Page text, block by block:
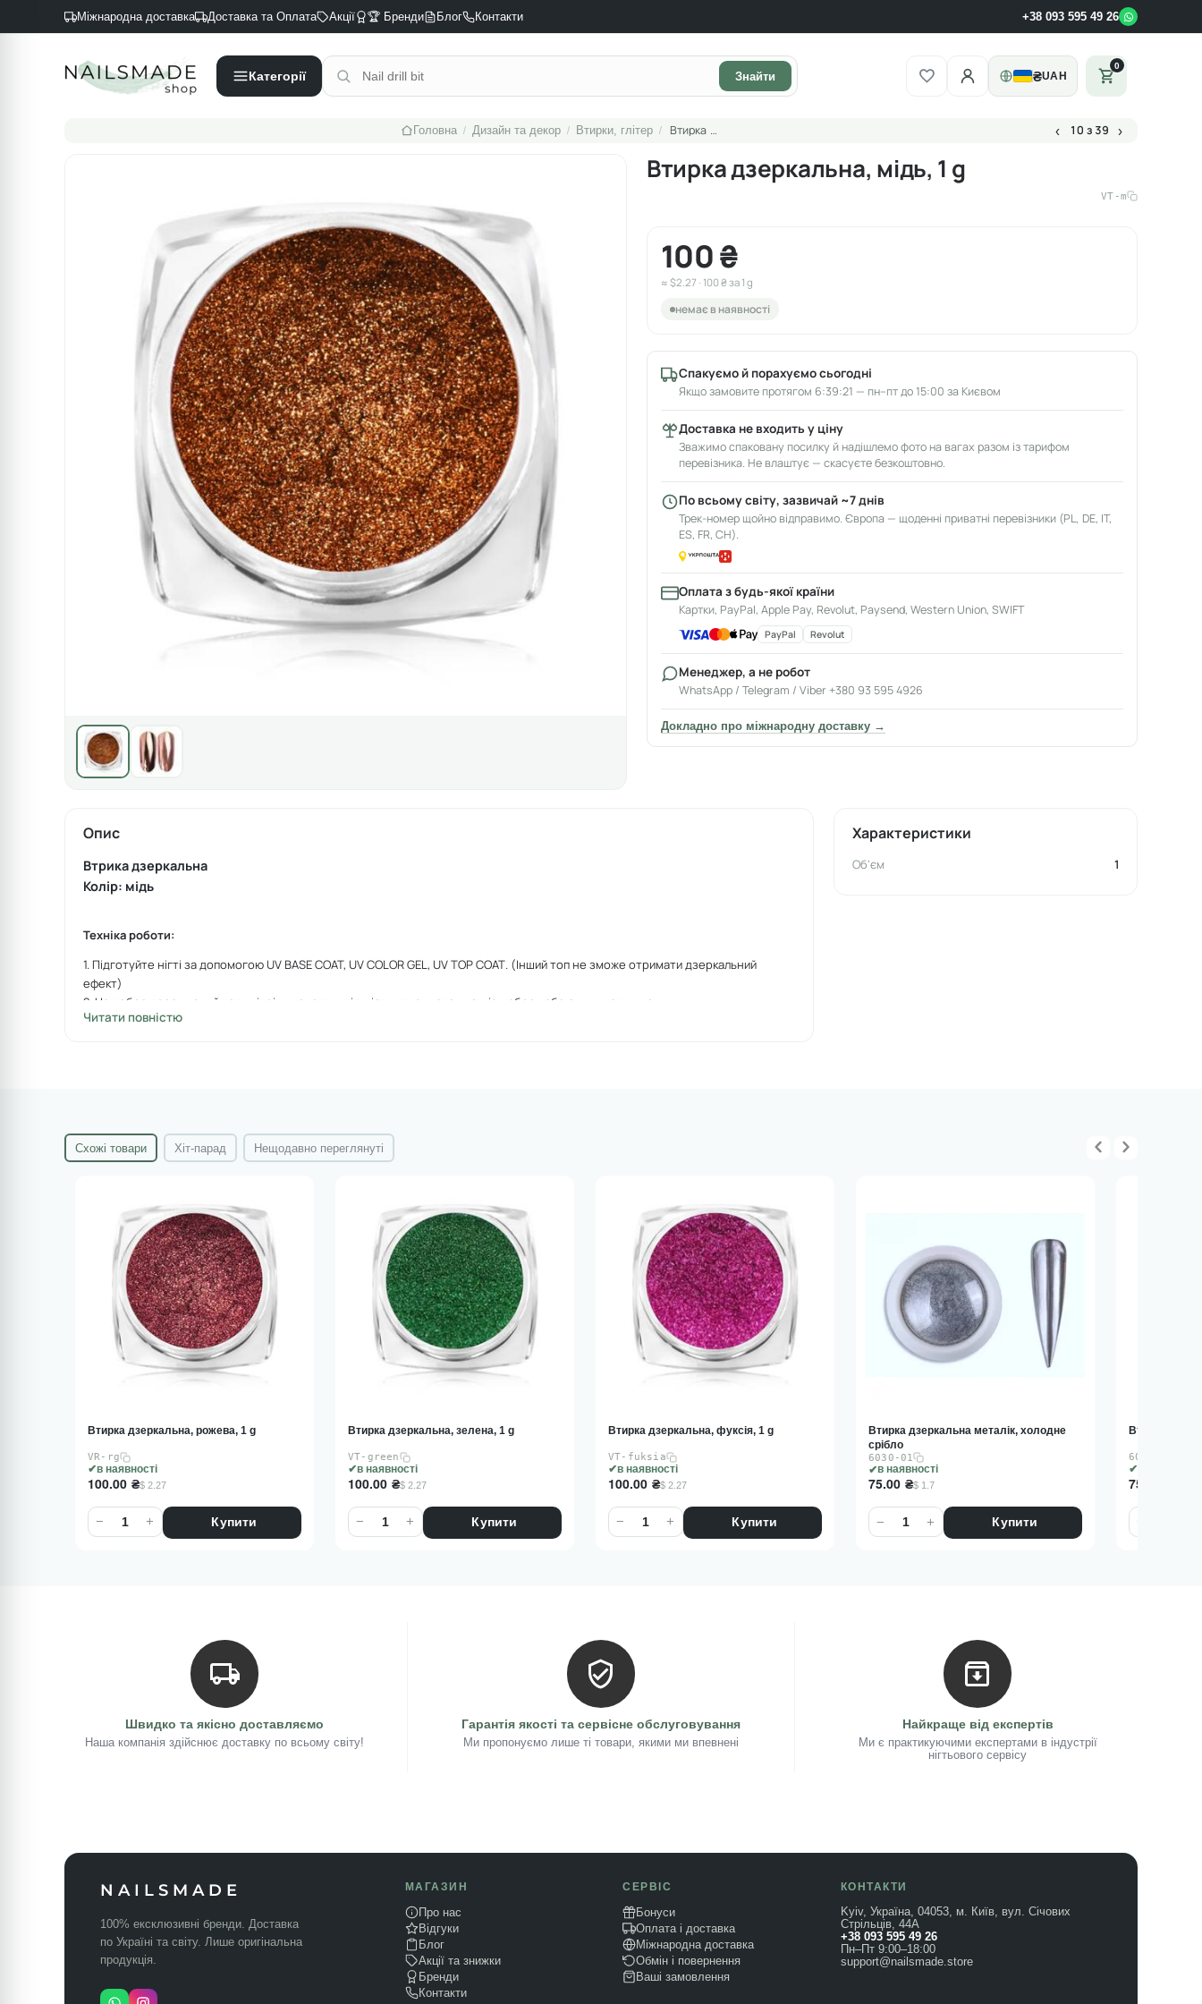
Міжнародна доставка Доставка та Оплата Акції 🏆 Бренди Блог Контакти +38 093 595 49 26
Категорії Знайти ₴UAH
0
Головна / Дизайн та декор / Втирки, глітер / Втирка дзеркальна, мідь, 1 g ‹ 10 з 39 ›
Втирка дзеркальна, мідь, 1 g
VT-m
100 ₴
≈ $2.27 · 100 ₴ за 1 g
немає в наявності
Спакуємо й порахуємо сьогодні
Якщо замовите протягом 6:39:20 — пн–пт до 15:00 за Києвом
Доставка не входить у ціну
Зважимо спаковану посилку й надішлемо фото на вагах разом із тарифом
перевізника. Не влаштує — скасуєте безкоштовно.
По всьому світу, зазвичай ~7 днів
Трек-номер щойно відправимо. Європа — щоденні приватні перевізники (PL, DE, IT,
ES, FR, CH).
Оплата з будь-якої країни
Картки, PayPal, Apple Pay, Revolut, Paysend, Western Union, SWIFT
PayPal Revolut
Менеджер, а не робот
WhatsApp / Telegram / Viber +380 93 595 4926
Докладно про міжнародну доставку →
Опис
Втрика дзеркальна
Колір: мідь
Техніка роботи:
1. Підготуйте нігті за допомогою UV BASE COAT, UV COLOR GEL, UV TOP COAT. (Інший топ не зможе отримати дзеркальний
ефект)
2. На добре просушений топ увітріть невелику кількість втирки спонжем із набору або сухим пальчиком
2. Зробіть опил вільного краю, щоб на ньому не залишилось втирки, змахніть залишки пилу та втирки
Читати повністю
Характеристики
Об'єм 1
Схожі товари Хіт-парад Нещодавно переглянуті
в наявності
Втирка дзеркальна, рожева, 1 g
VR-rg
100.00 ₴$ 2.27
+
− Купити
в наявності
Втирка дзеркальна, зелена, 1 g
VT-green
100.00 ₴$ 2.27
+
− Купити
в наявності
Втирка дзеркальна, фуксія, 1 g
VT-fuksia
100.00 ₴$ 2.27
+
− Купити
в наявності
Втирка дзеркальна металік, холодне
срібло
6030-01
75.00 ₴$ 1.7
+
− Купити
Втирка
6030-02
75.00
−
Швидко та якісно доставляємо
Наша компанія здійснює доставку по всьому світу!
Гарантія якості та сервісне обслуговування
Ми пропонуємо лише ті товари, якими ми впевнені
Найкраще від експертів
Ми є практикуючими експертами в індустрії
нігтьового сервісу
NAILSMADE
100% ексклюзивні бренди. Доставка
по Україні та світу. Лише оригінальна
продукція.
МАГАЗИН
Про нас
Відгуки
Блог
Акції та знижки
Бренди
Контакти
СЕРВІС
Бонуси
Оплата і доставка
Міжнародна доставка
Обмін і повернення
Ваші замовлення
КОНТАКТИ
Kyiv, Україна, 04053, м. Київ, вул. Січових
Стрільців, 44А
+38 093 595 49 26
Пн–Пт 9:00–18:00
support@nailsmade.store